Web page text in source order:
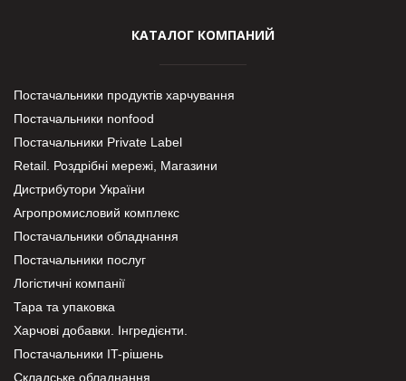
КАТАЛОГ КОМПАНИЙ
Постачальники продуктів харчування
Постачальники nonfood
Постачальники Private Label
Retail. Роздрібні мережі, Магазини
Дистрибутори України
Агропромисловий комплекс
Постачальники обладнання
Постачальники послуг
Логістичні компанії
Тара та упаковка
Харчові добавки. Інгредієнти.
Постачальники IT-рішень
Складське обладнання